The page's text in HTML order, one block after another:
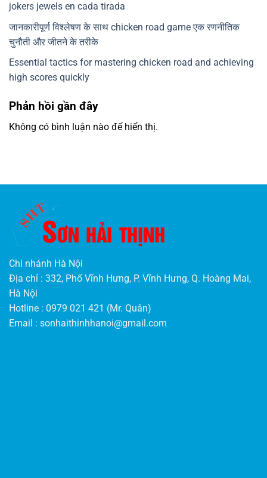
jokers jewels en cada tirada
जानकारीपूर्ण विश्लेषण के साथ chicken road game एक रणनीतिक
चुनौती और जीतने के तरीके
Essential tactics for mastering chicken road and achieving
high scores quickly
Phản hồi gần đây
Không có bình luận nào để hiển thị.
Chi nhánh Hà Nội
Địa chỉ : 332, Phố Vĩnh Hưng, P. Vĩnh Hưng, Q. Hoàng Mai,
Hà Nội
Hotline : 0979 021 421 (Mr. Quân)
Email : sonhaithinhhanoi@gmail.com